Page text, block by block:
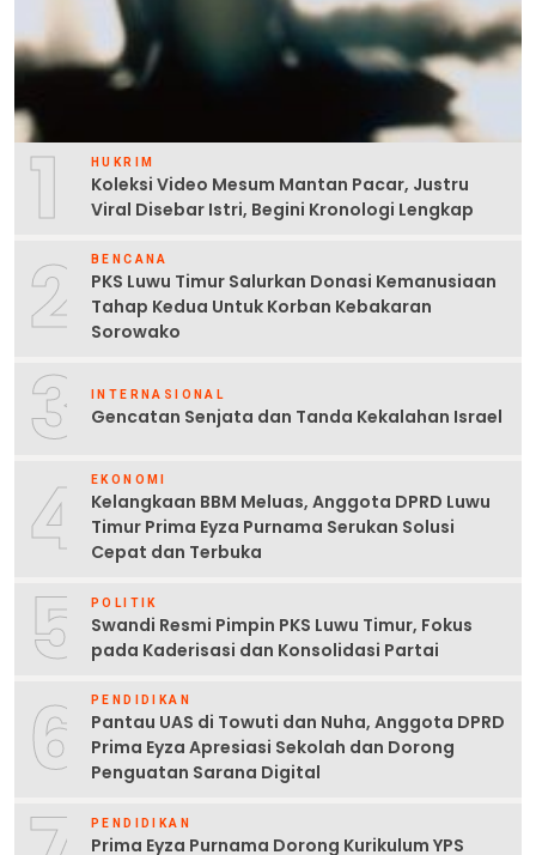
1 HUKRIM
Koleksi Video Mesum Mantan Pacar, Justru
Viral Disebar Istri, Begini Kronologi Lengkap
2 BENCANA
PKS Luwu Timur Salurkan Donasi Kemanusiaan
Tahap Kedua Untuk Korban Kebakaran
Sorowako
3 INTERNASIONAL
Gencatan Senjata dan Tanda Kekalahan Israel
4 EKONOMI
Kelangkaan BBM Meluas, Anggota DPRD Luwu
Timur Prima Eyza Purnama Serukan Solusi
Cepat dan Terbuka
5 POLITIK
Swandi Resmi Pimpin PKS Luwu Timur, Fokus
pada Kaderisasi dan Konsolidasi Partai
6 PENDIDIKAN
Pantau UAS di Towuti dan Nuha, Anggota DPRD
Prima Eyza Apresiasi Sekolah dan Dorong
Penguatan Sarana Digital
PENDIDIKAN
Prima Eyza Purnama Dorong Kurikulum YPS